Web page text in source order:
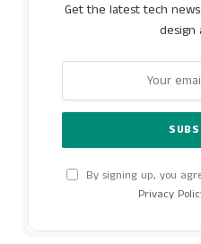
Get the latest tech
design
By signing up, you
Privacy